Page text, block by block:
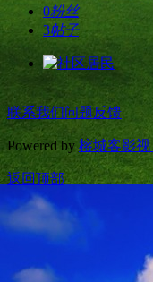
0粉丝
3帖子
联系我们问题反馈
Powered by 榕城客影视
返回顶部